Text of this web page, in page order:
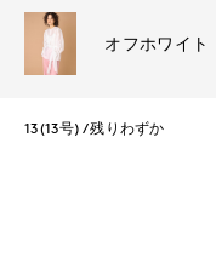
オフホワイト
13(13号) 残りわずか